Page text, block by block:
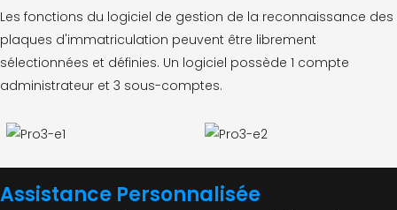
Les fonctions du logiciel de gestion de la reconnaissance des
plaques d'immatriculation peuvent être librement
sélectionnées et définies. Un logiciel possède 1 compte
administrateur et 3 sous-comptes.
Assistance Personnalisée